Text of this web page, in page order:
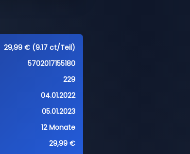
29,99 € (9.17 ct/Teil)
5702017155180
229
04.01.2022
05.01.2023
12 Monate
29,99 €